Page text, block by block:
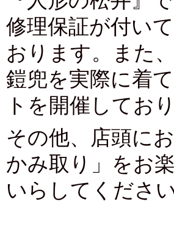
修理保証が付い
おります。また
鎧兜を実際に着
トを開催してお
その他、店頭に
かみ取り」をお
いらしてくださ